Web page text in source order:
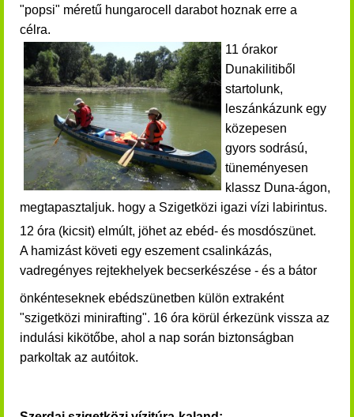
"popsi" méretű hungarocell darabot hoznak erre a
célra.
11 órakor
Dunakilitiből
startolunk,
leszánkázunk egy
közepesen
gyors sodrású,
tüneményesen
klassz Duna-ágon,
megtapasztaljuk. hogy a Szigetközi igazi vízi labirintus.
12 óra (kicsit) elmúlt, jöhet az ebéd- és mosdószünet.
A hamizást követi egy eszement csalinkázás,
vadregényes rejtekhelyek becserkészése - és a bátor
önkénteseknek ebédszünetben külön extraként
"szigetközi minirafting". 16 óra körül érkezünk vissza az
indulási kikötőbe, ahol a nap során biztonságban
parkoltak az autóitok.